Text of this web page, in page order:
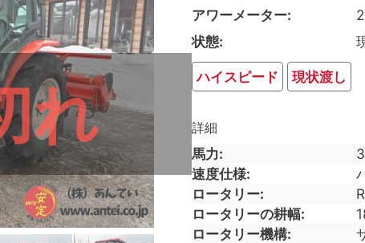
れ
アワーメーター
状態
ハイスピード 現状渡し
詳細
馬力
速度仕様
ロータリー
ロータリーの耕幅
ロータリー機構